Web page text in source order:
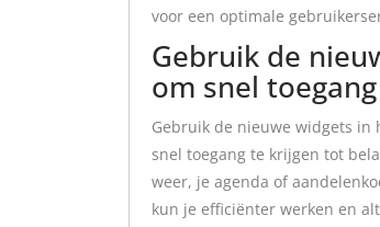
voor een optimale
Gebruik de
om snel
Gebruik de nieuwe widgets in
snel toegang te krijgen tot
weer, je agenda of
kun je efficiënter werken en